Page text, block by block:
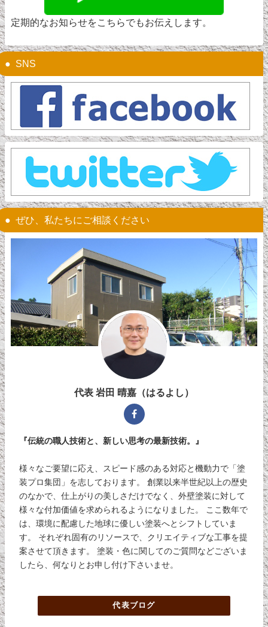
定期的なお知らせをこちらでもお伝えします。
SNS
ぜひ、私たちにご相談ください
代表 岩田 晴嘉（はるよし）
『伝統の職人技術と、新しい思考の最新技術。』
様々なご要望に応え、スピード感のある対応と機動力で「塗
装プロ集団」を志しております。 創業以来半世紀以上の歴史
のなかで、仕上がりの美しさだけでなく、外壁塗装に対して
様々な付加価値を求められるようになりました。 ここ数年で
は、環境に配慮した地球に優しい塗装へとシフトしていま
す。 それぞれ固有のリソースで、クリエイティブな工事を提
案させて頂きます。 塗装・色に関してのご質問などございま
したら、何なりとお申し付け下さいませ。
代表ブログ